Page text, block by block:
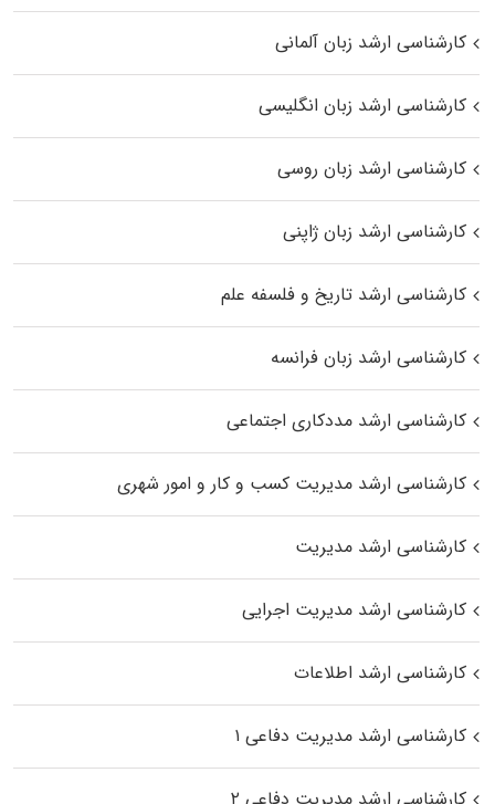
کارشناسی ارشد زبان آلمانی
کارشناسی ارشد زبان انگلیسی
کارشناسی ارشد زبان روسی
کارشناسی ارشد زبان ژاپنی
کارشناسی ارشد تاریخ و فلسفه علم
کارشناسی ارشد زبان فرانسه
کارشناسی ارشد مددکاری اجتماعی
کارشناسی ارشد مدیریت کسب و کار و امور شهری
کارشناسی ارشد مدیریت
کارشناسی ارشد مدیریت اجرایی
کارشناسی ارشد اطلاعات
کارشناسی ارشد مدیریت دفاعی ۱